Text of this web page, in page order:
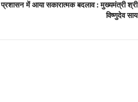
प्रशासन में आया सकारात्मक बदलाव : मुख्यमंत्री श्री
विष्णुदेव साय